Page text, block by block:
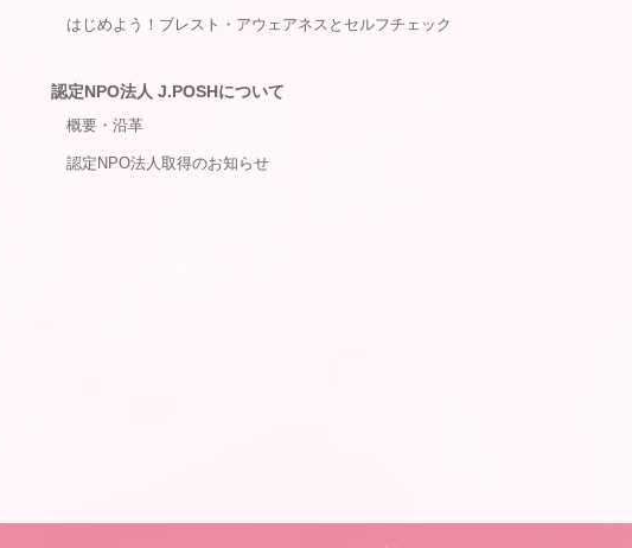
はじめよう！ブレスト・アウェアネスとセルフチェック
認定NPO法人 J.POSHについて
概要・沿革
認定NPO法人取得のお知らせ